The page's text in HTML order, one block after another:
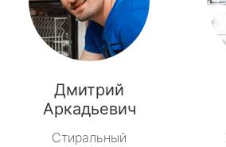
Дмитрий
Аркадьевич
Стиральный